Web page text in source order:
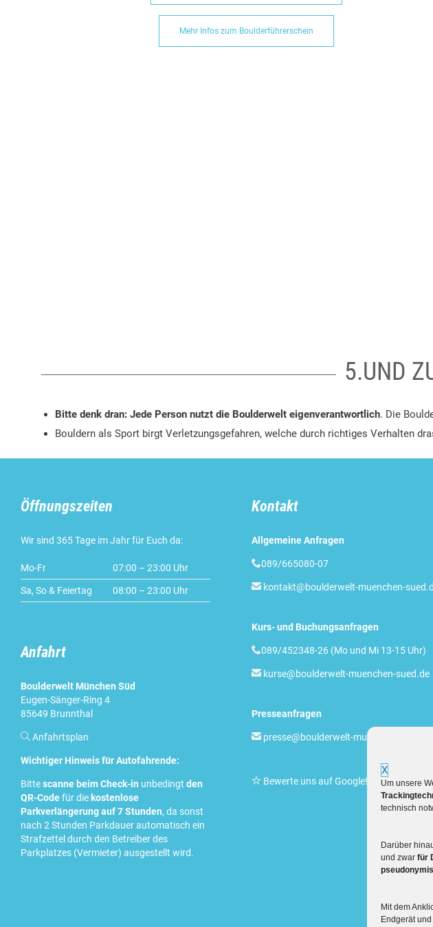
X
Um unsere
technisch
Darüber
und zwar für
Mit dem
Endgerät
Mehr Infos zum Boulderführerschein
5.UND
Bitte denk dran: Jede Person nutzt die Boulderwelt eigenverantwortlich. Die
Bouldern als Sport birgt Verletzungsgefahren, welche durch richtiges Verhalten
Öffnungszeiten
Wir sind 365 Tage im Jahr für Euch da:
Mo-Fr 07:00 – 23:00 Uhr
Sa, So & Feiertag 08:00 – 23:00 Uhr
Anfahrt
Boulderwelt München Süd
Eugen-Sänger-Ring 4
85649 Brunnthal
 Anfahrtsplan
Wichtiger Hinweis für Autofahrende:
Bittescanne beim Check-in unbedingt den
QR-Codefür die kostenlose
Parkverlängerung auf 7 Stunden, da sonst
nach 2 Stunden Parkdauer automatisch ein
Strafzettel durch den Betreiber des
Parkplatzes (Vermieter) ausgestellt wird.
Kontakt
Allgemeine Anfragen
089/665080-07
 kontakt@boulderwelt-muenchen-
Kurs- und Buchungsanfragen
089/452348-26 (Mo und Mi 13-15 Uhr)
 kurse@boulderwelt-muenchen-sued.de
Presseanfragen
 presse@boulderwelt-muenchen-sued.de
 Bewerte uns auf Google!